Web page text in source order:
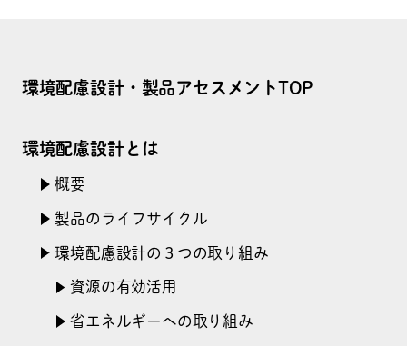
環境配慮設計・製品アセスメントTOP
環境配慮設計とは
概要
製品のライフサイクル
環境配慮設計の３つの取り組み
資源の有効活用
省エネルギーへの取り組み